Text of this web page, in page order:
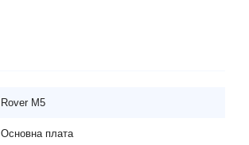
Rover M5
Основна плата